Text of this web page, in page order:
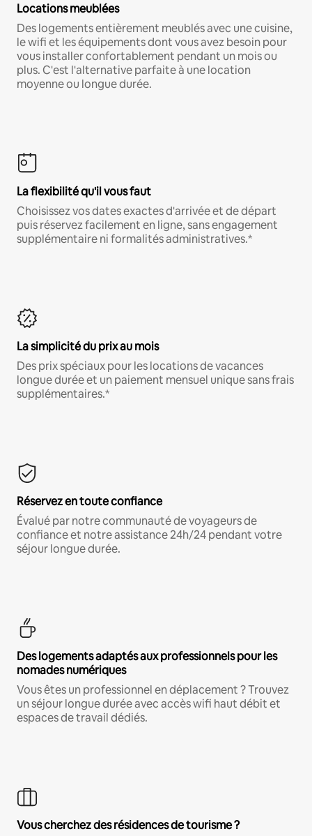
Locations meublées
Des logements entièrement meublés avec une cuisine,
le wifi et les équipements dont vous avez besoin pour
vous installer confortablement pendant un mois ou
plus. C'est l'alternative parfaite à une location
moyenne ou longue durée.
La flexibilité qu'il vous faut
Choisissez vos dates exactes d'arrivée et de départ
puis réservez facilement en ligne, sans engagement
supplémentaire ni formalités administratives.*
La simplicité du prix au mois
Des prix spéciaux pour les locations de vacances
longue durée et un paiement mensuel unique sans frais
supplémentaires.*
Réservez en toute confiance
Évalué par notre communauté de voyageurs de
confiance et notre assistance 24h/24 pendant votre
séjour longue durée.
Des logements adaptés aux professionnels pour les
nomades numériques
Vous êtes un professionnel en déplacement ? Trouvez
un séjour longue durée avec accès wifi haut débit et
espaces de travail dédiés.
Vous cherchez des résidences de tourisme ?